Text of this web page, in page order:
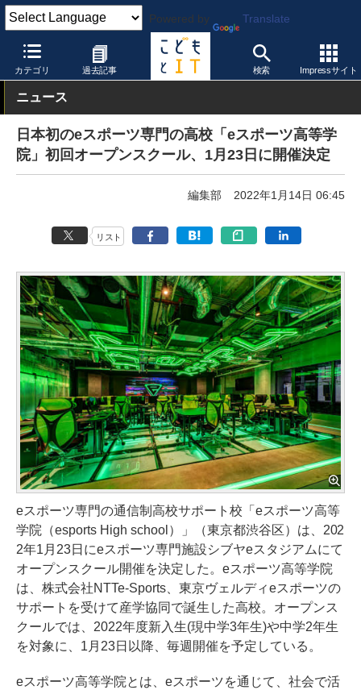
Powered by Translate
カテゴリ 過去記事 検索 Impressサイト
こどもとIT トピック eスポーツ
ニュース
日本初のeスポーツ専門の高校「eスポーツ高等学
院」初回オープンスクール、1月23日に開催決定
編集部 2022年1月14日 06:45
リスト
eスポーツ専門の通信制高校サポート校「eスポーツ高等
学院（esports High school）」（東京都渋谷区）は、202
2年1月23日にeスポーツ専門施設シブヤeスタジアムにて
オープンスクール開催を決定した。eスポーツ高等学院
は、株式会社NTTe-Sports、東京ヴェルディeスポーツの
サポートを受けて産学協同で誕生した高校。オープンス
クールでは、2022年度新入生(現中学3年生)や中学2年生
を対象に、1月23日以降、毎週開催を予定している。
eスポーツ高等学院とは、eスポーツを通じて、社会で活